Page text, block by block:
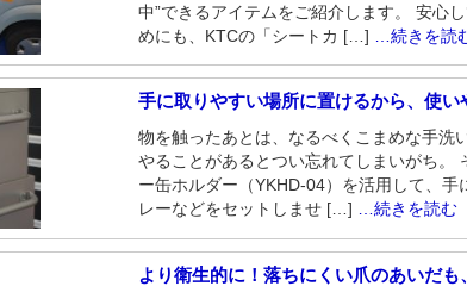
中”できるアイテムをご紹介します。 安心
めにも、KTCの「シートカ […]
…続きを読
手に取りやすい場所に置けるから、使い
物を触ったあとは、なるべくこまめな手洗
やることがあるとつい忘れてしまいがち。
ー缶ホルダー（YKHD-04）を活用して、
レーなどをセットしませ […]
…続きを読む
より衛生的に！落ちにくい爪のあいだも